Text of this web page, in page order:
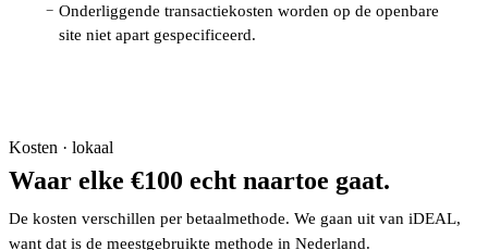
− Onderliggende transactiekosten worden op de openbare
site niet apart gespecificeerd.
Kosten · lokaal
Waar elke €100 echt naartoe gaat.
De kosten verschillen per betaalmethode. We gaan uit van iDEAL,
want dat is de meestgebruikte methode in Nederland.